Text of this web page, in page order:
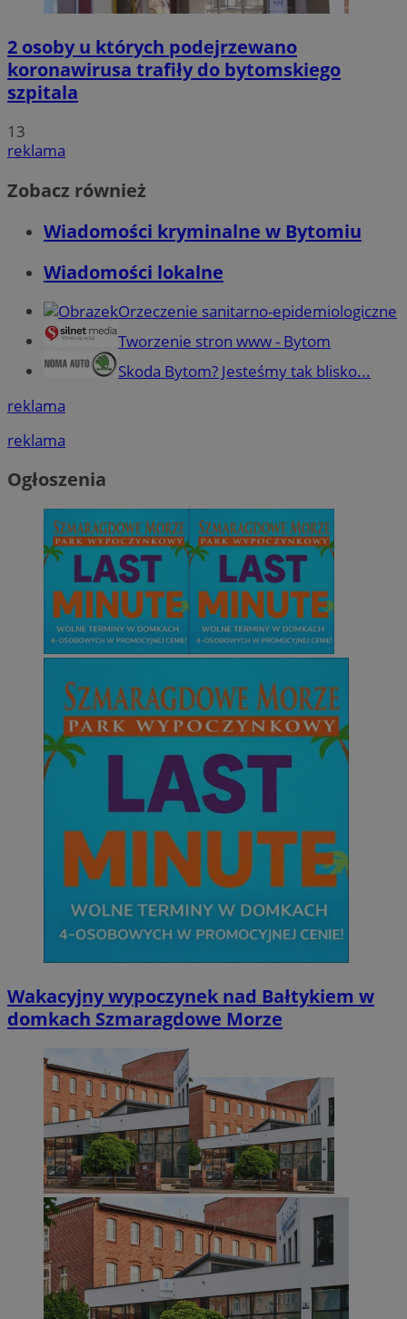
2 osoby u których podejrzewano
koronawirusa trafiły do bytomskiego
szpitala
13
reklama
Zobacz również
Wiadomości kryminalne w Bytomiu
Wiadomości lokalne
Orzeczenie sanitarno-epidemiologiczne
Tworzenie stron www - Bytom
Skoda Bytom? Jesteśmy tak blisko...
reklama
reklama
Ogłoszenia
Wakacyjny wypoczynek nad Bałtykiem w
domkach Szmaragdowe Morze